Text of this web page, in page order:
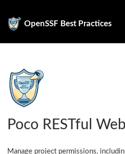
OpenSSF Best Practices
Poco RESTful
Manage project permissions,